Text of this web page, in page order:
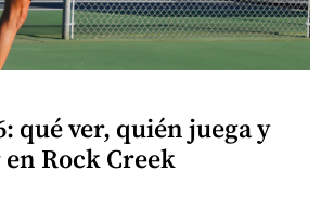
qué ver, quién juega y
Rock Creek